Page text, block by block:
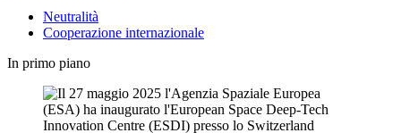
Neutralità
Cooperazione internazionale
In primo piano